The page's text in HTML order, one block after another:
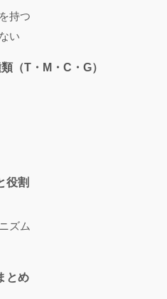
持つ
い
（T・M・C・G）
役割
ズム
とめ